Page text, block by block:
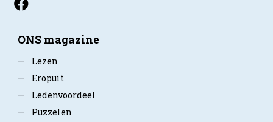
ONS magazine
—
Lezen
—
Eropuit
—
Ledenvoordeel
—
Puzzelen